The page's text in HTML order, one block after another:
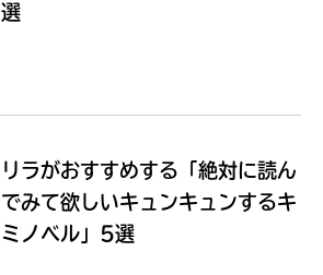
Loading...
選
リラがおすすめする 「絶対に読ん
でみて欲しいキュンキュンするキ
ミノベル」5選